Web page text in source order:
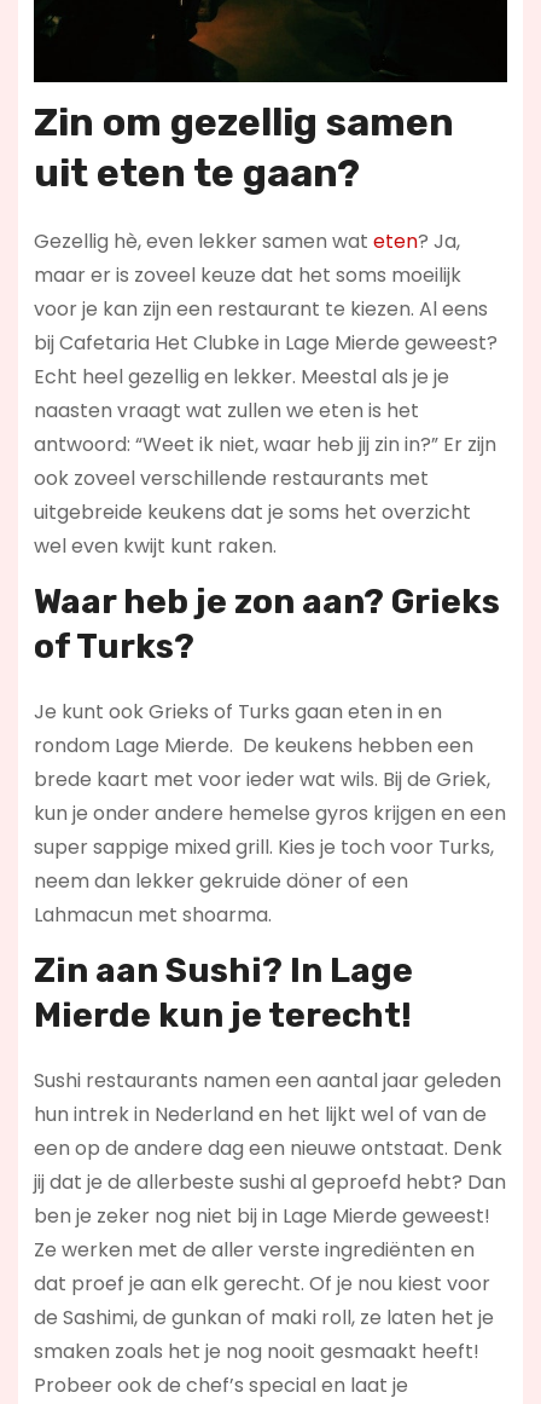
Zin om gezellig samen
uit eten te gaan?
Gezellig hè, even lekker samen wat eten? Ja,
maar er is zoveel keuze dat het soms moeilijk
voor je kan zijn een restaurant te kiezen. Al eens
bij Cafetaria Het Clubke in Lage Mierde geweest?
Echt heel gezellig en lekker. Meestal als je je
naasten vraagt wat zullen we eten is het
antwoord: “Weet ik niet, waar heb jij zin in?” Er zijn
ook zoveel verschillende restaurants met
uitgebreide keukens dat je soms het overzicht
wel even kwijt kunt raken.
Waar heb je zon aan? Grieks
of Turks?
Je kunt ook Grieks of Turks gaan eten in en
rondom Lage Mierde. De keukens hebben een
brede kaart met voor ieder wat wils. Bij de Griek,
kun je onder andere hemelse gyros krijgen en een
super sappige mixed grill. Kies je toch voor Turks,
neem dan lekker gekruide döner of een
Lahmacun met shoarma.
Zin aan Sushi? In Lage
Mierde kun je terecht!
Sushi restaurants namen een aantal jaar geleden
hun intrek in Nederland en het lijkt wel of van de
een op de andere dag een nieuwe ontstaat. Denk
jij dat je de allerbeste sushi al geproefd hebt? Dan
ben je zeker nog niet bij in Lage Mierde geweest!
Ze werken met de aller verste ingrediënten en
dat proef je aan elk gerecht. Of je nou kiest voor
de Sashimi, de gunkan of maki roll, ze laten het je
smaken zoals het je nog nooit gesmaakt heeft!
Probeer ook de chef’s special en laat je